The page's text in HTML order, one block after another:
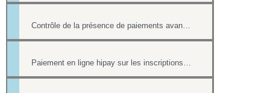
Contrôle de la présence de paiements avant la suppression d'une fiche contact
Paiement en ligne hipay sur les inscriptions de l'Agenda